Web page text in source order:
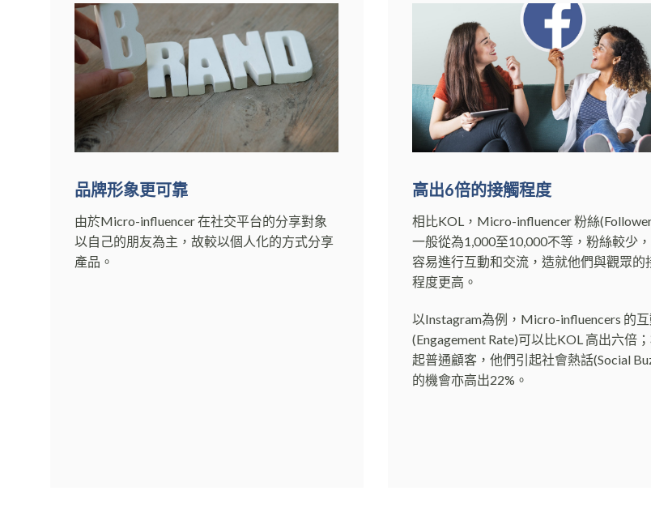
品牌形象更可靠
由於Micro-influencer 在社交平台的分享對象
以自己的朋友為主，故較以個人化的方式分享
產品。
高出6倍的接觸程度
相比KOL，Micro-influencer 粉絲
一般從為1,000至10,000不等，粉絲較少
容易進行互動和交流，造就他們與觀眾的
程度更高。
以Instagram為例，Micro-influencers 的
(Engagement Rate)可以比KOL 高出六倍
起普通顧客，他們引起社會熱話(Social
的機會亦高出22%。